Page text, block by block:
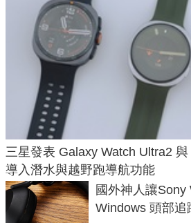
三星發表 Galaxy Watch Ultra2 與
導入潛水與越野跑導航功能
國外神人讓Sony
Windows 頭部追